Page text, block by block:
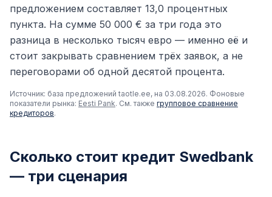
предложением составляет 13,0 процентных
пункта. На сумме 50 000 € за три года это
разница в несколько тысяч евро — именно её и
стоит закрывать сравнением трёх заявок, а не
переговорами об одной десятой процента.
Источник: база предложений taotle.ee, на 03.08.2026. Фоновые
показатели рынка: Eesti Pank. См. также групповое сравнение
кредиторов.
Сколько стоит кредит Swedbank
— три сценария